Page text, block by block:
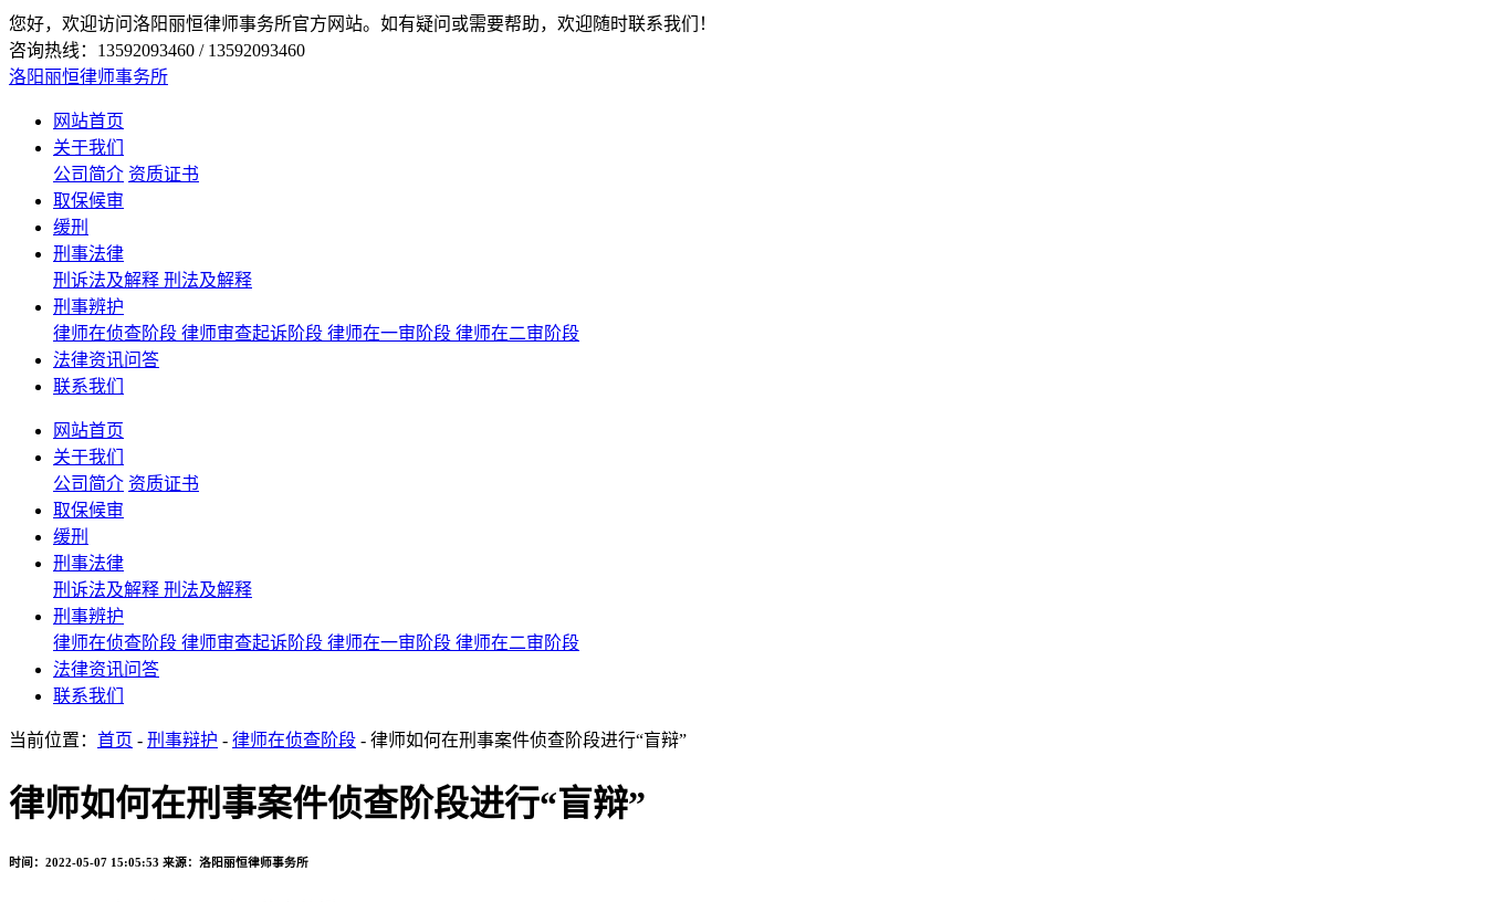
您好，欢迎访问洛阳丽恒律师事务所官方网站。如有疑问或需要帮助，欢迎随时联系我们！
咨询热线：13592093460 / 13592093460
洛阳丽恒律师事务所
网站首页
关于我们
公司简介 资质证书
取保候审
缓刑
刑事法律
刑诉法及解释 刑法及解释
刑事辨护
律师在侦查阶段 律师审查起诉阶段 律师在一审阶段 律师在二审阶段
法律资讯问答
联系我们
网站首页
关于我们
公司简介 资质证书
取保候审
缓刑
刑事法律
刑诉法及解释 刑法及解释
刑事辨护
律师在侦查阶段 律师审查起诉阶段 律师在一审阶段 律师在二审阶段
法律资讯问答
联系我们
当前位置： 首页 - 刑事辩护 - 律师在侦查阶段 - 律师如何在刑事案件侦查阶段进行“盲辩”
律师如何在刑事案件侦查阶段进行“盲辩”
时间：2022-05-07 15:05:53 来源：洛阳丽恒律师事务所